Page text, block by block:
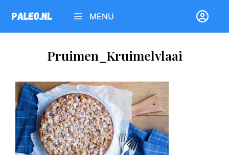
naar
de
MENU
Pruimen_Kruimelvlaai